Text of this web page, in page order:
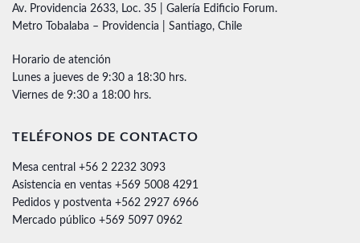
Av. Providencia 2633, Loc. 35 | Galería Edificio Forum.
Metro Tobalaba – Providencia | Santiago, Chile
Horario de atención
Lunes a jueves de 9:30 a 18:30 hrs.
Viernes de 9:30 a 18:00 hrs.
TELÉFONOS DE CONTACTO
Mesa central +56 2 2232 3093
Asistencia en ventas +569 5008 4291
Pedidos y postventa +562 2927 6966
Mercado público +569 5097 0962